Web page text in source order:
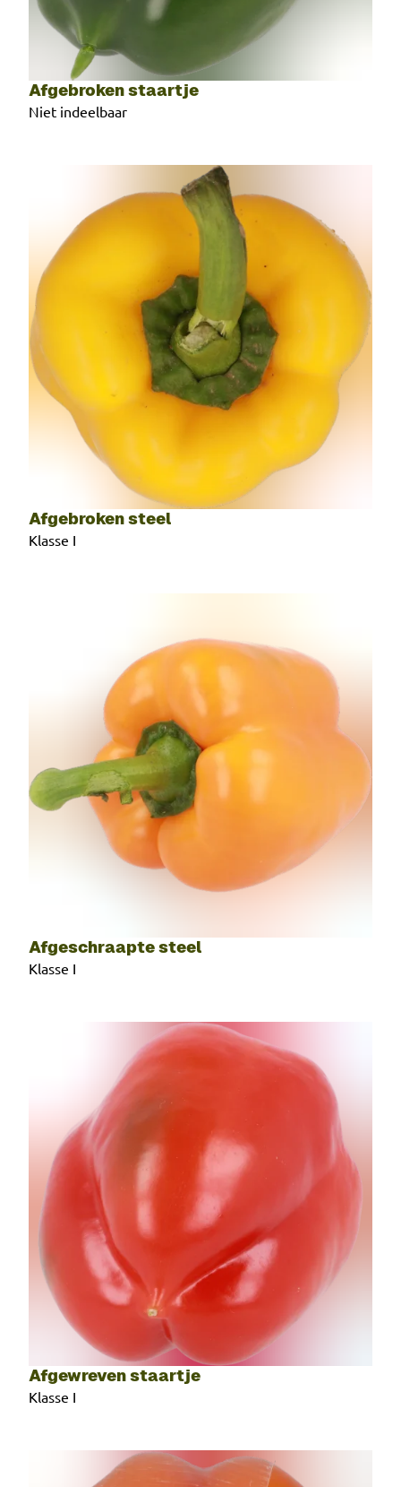
Afgebroken staartje
Niet indeelbaar
Afgebroken steel
Klasse I
Afgeschraapte steel
Klasse I
Afgewreven staartje
Klasse I